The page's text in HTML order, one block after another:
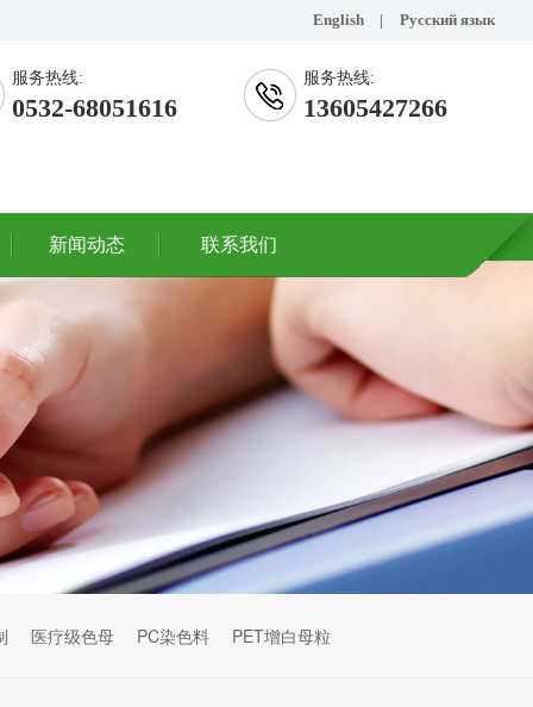
English | Русский язык
服务热线:
0532-68051616
服务热线:
13605427266
新闻动态 联系我们
医疗级色母 PC染色料 PET增白母粒